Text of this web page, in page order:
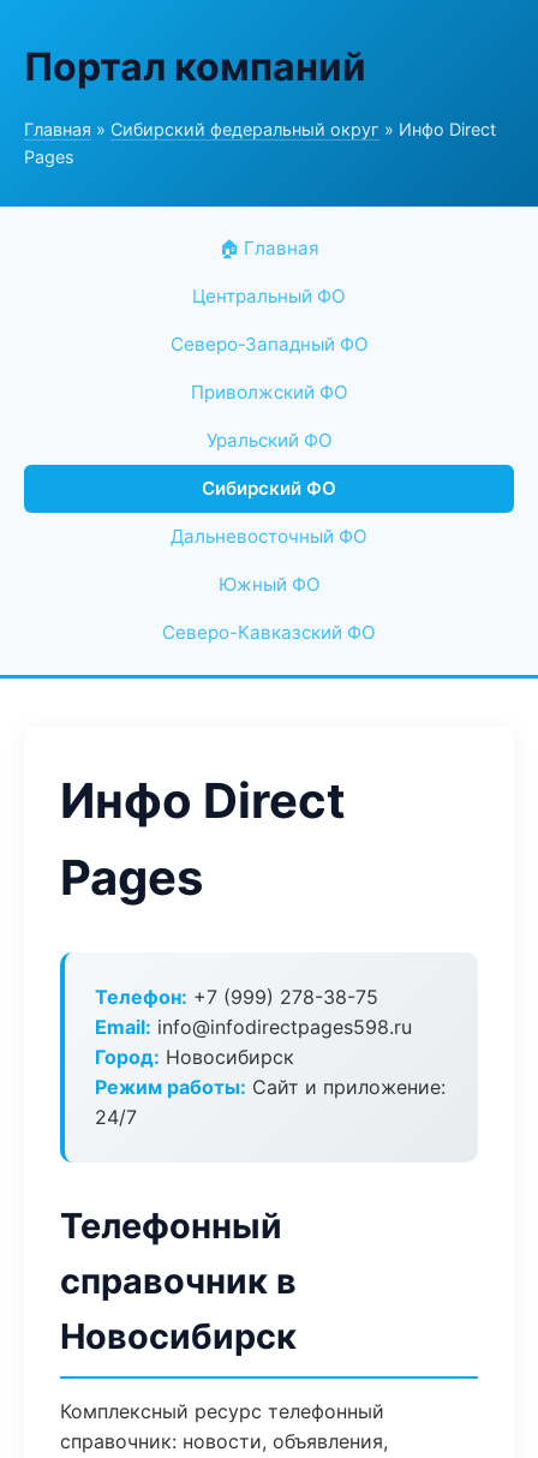
Портал компаний
Главная » Сибирский федеральный округ » Инфо Direct
Pages
🏠 Главная
Центральный ФО
Северо-Западный ФО
Приволжский ФО
Уральский ФО
Сибирский ФО
Дальневосточный ФО
Южный ФО
Северо-Кавказский ФО
Инфо Direct
Pages
Телефон: +7 (999) 278-38-75
Email: info@infodirectpages598.ru
Город: Новосибирск
Режим работы: Сайт и приложение:
24/7
Телефонный
справочник в
Новосибирск
Комплексный ресурс телефонный
справочник: новости, объявления,